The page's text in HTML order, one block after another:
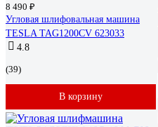
8 490 ₽
Угловая шлифовальная машина
TESLA TAG1200CV 623033
4.8
(39)
В корзину